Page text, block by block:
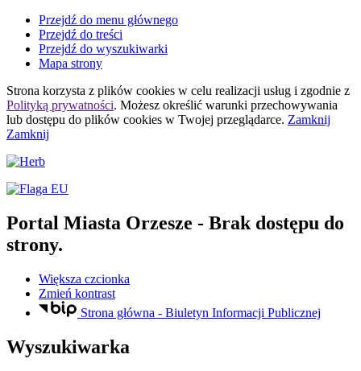
Przejdź do menu głównego
Przejdź do treści
Przejdź do wyszukiwarki
Mapa strony
Strona korzysta z plików cookies w celu realizacji usług i zgodnie z
Polityką prywatności. Możesz określić warunki przechowywania
lub dostępu do plików cookies w Twojej przeglądarce. Zamknij
Zamknij
Portal Miasta Orzesze - Brak dostępu do
strony.
Większa czcionka
Zmień kontrast
Strona główna - Biuletyn Informacji Publicznej
Wyszukiwarka